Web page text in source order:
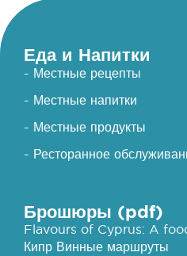
Еда и Напитки
- Местные рецепты
- Местные напитки
- Местные продукты
- Ресторанное
Брошюры (pdf)
Flavours of Cyprus: A
Кипр Винные маршруты